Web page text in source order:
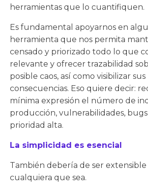
herramientas que lo cuantifiquen.
Es fundamental apoyarnos en
herramienta que nos permita
censado y priorizado todo lo que
relevante y ofrecer trazabilidad
posible caos, así como visibilizar sus
consecuencias. Eso quiere decir:
mínima expresión el número de
producción, vulnerabilidades,
prioridad alta.
La simplicidad es esencial
También debería de ser extensible
cualquiera que sea.